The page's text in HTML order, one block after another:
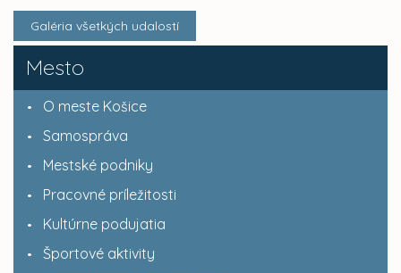
Mesto
O meste Košice
Samospráva
Mestské podniky
Pracovné príležitosti
Kultúrne podujatia
Športové aktivity
Galéria všetkých udalostí